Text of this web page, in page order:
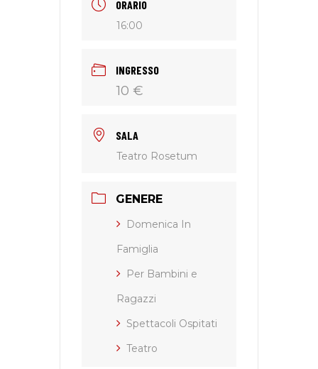
ORARIO
16:00
INGRESSO
10 €
SALA
Teatro Rosetum
GENERE
Domenica In
Famiglia
Per Bambini e
Ragazzi
Spettacoli Ospitati
Teatro